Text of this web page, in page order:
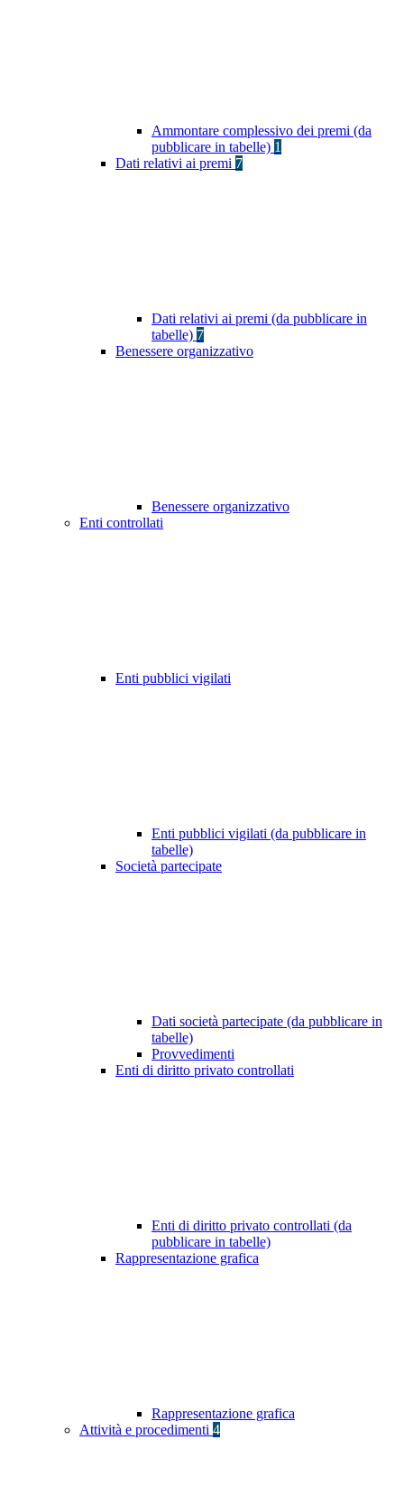
Ammontare complessivo dei premi (da
pubblicare in tabelle) 1
Dati relativi ai premi 7
Dati relativi ai premi (da pubblicare in
tabelle) 7
Benessere organizzativo
Benessere organizzativo
Enti controllati
Enti pubblici vigilati
Enti pubblici vigilati (da pubblicare in
tabelle)
Società partecipate
Dati società partecipate (da pubblicare in
tabelle)
Provvedimenti
Enti di diritto privato controllati
Enti di diritto privato controllati (da
pubblicare in tabelle)
Rappresentazione grafica
Rappresentazione grafica
Attività e procedimenti 4